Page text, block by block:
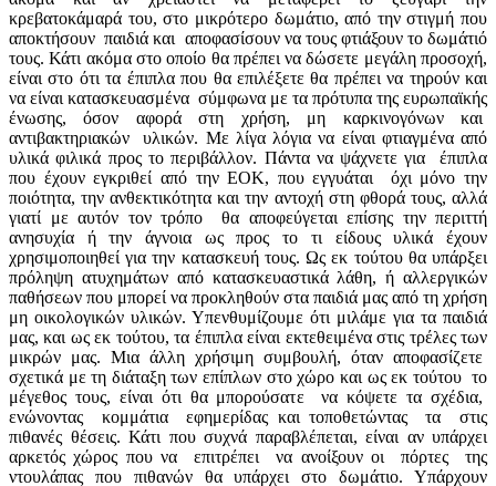
κρεβατοκάμαρά του, στο μικρότερο δωμάτιο, από την στιγμή που
αποκτήσουν παιδιά και αποφασίσουν να τους φτιάξουν το δωμάτιό
τους. Κάτι ακόμα στο οποίο θα πρέπει να δώσετε μεγάλη προσοχή,
είναι στο ότι τα έπιπλα που θα επιλέξετε θα πρέπει να τηρούν και
να είναι κατασκευασμένα σύμφωνα με τα πρότυπα της ευρωπαϊκής
ένωσης, όσον αφορά στη χρήση, μη καρκινογόνων και
αντιβακτηριακών υλικών. Με λίγα λόγια να είναι φτιαγμένα από
υλικά φιλικά προς το περιβάλλον. Πάντα να ψάχνετε για έπιπλα
που έχουν εγκριθεί από την ΕΟΚ, που εγγυάται όχι μόνο την
ποιότητα, την ανθεκτικότητα και την αντοχή στη φθορά τους, αλλά
γιατί με αυτόν τον τρόπο θα αποφεύγεται επίσης την περιττή
ανησυχία ή την άγνοια ως προς το τι είδους υλικά έχουν
χρησιμοποιηθεί για την κατασκευή τους. Ως εκ τούτου θα υπάρξει
πρόληψη ατυχημάτων από κατασκευαστικά λάθη, ή αλλεργικών
παθήσεων που μπορεί να προκληθούν στα παιδιά μας από τη χρήση
μη οικολογικών υλικών. Υπενθυμίζουμε ότι μιλάμε για τα παιδιά
μας, και ως εκ τούτου, τα έπιπλα είναι εκτεθειμένα στις τρέλες των
μικρών μας. Μια άλλη χρήσιμη συμβουλή, όταν αποφασίζετε
σχετικά με τη διάταξη των επίπλων στο χώρο και ως εκ τούτου το
μέγεθος τους, είναι ότι θα μπορούσατε να κόψετε τα σχέδια,
ενώνοντας κομμάτια εφημερίδας και τοποθετώντας τα στις
πιθανές θέσεις. Κάτι που συχνά παραβλέπεται, είναι αν υπάρχει
αρκετός χώρος που να επιτρέπει να ανοίξουν οι πόρτες της
ντουλάπας που πιθανών θα υπάρχει στο δωμάτιο. Υπάρχουν